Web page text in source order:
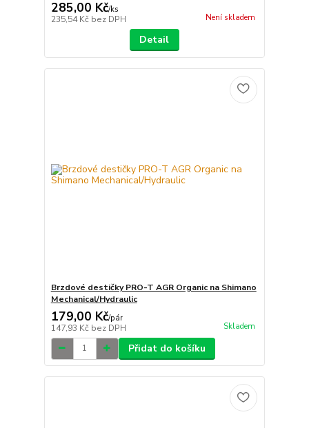
285,00 Kč/ks
235,54 Kč bez DPH Není skladem
Detail
Brzdové destičky PRO-T AGR Organic na Shimano
Mechanical/Hydraulic
179,00 Kč/pár
147,93 Kč bez DPH Skladem
Přidat do košíku